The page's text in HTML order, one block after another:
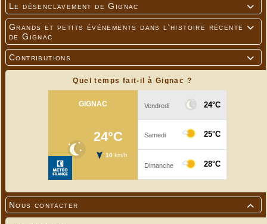

Le désenclavement de Gignac

Grands et petits événements dans l'histoire récente
de Gignac

Contributions
Quel temps fait-il à Gignac ?

Nous contacter